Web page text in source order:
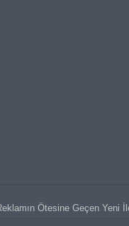
Ötesine Geçen Yeni